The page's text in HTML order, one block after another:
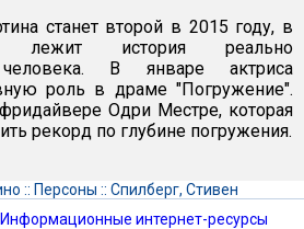
станет второй в 2015 году, в
лежит история реально
человека. В январе актриса
роль в драме "Погружение".
Одри Местре, которая
рекорд по глубине погружения.
:: Персоны :: Спилберг, Стивен
Информационные интернет-ресурсы